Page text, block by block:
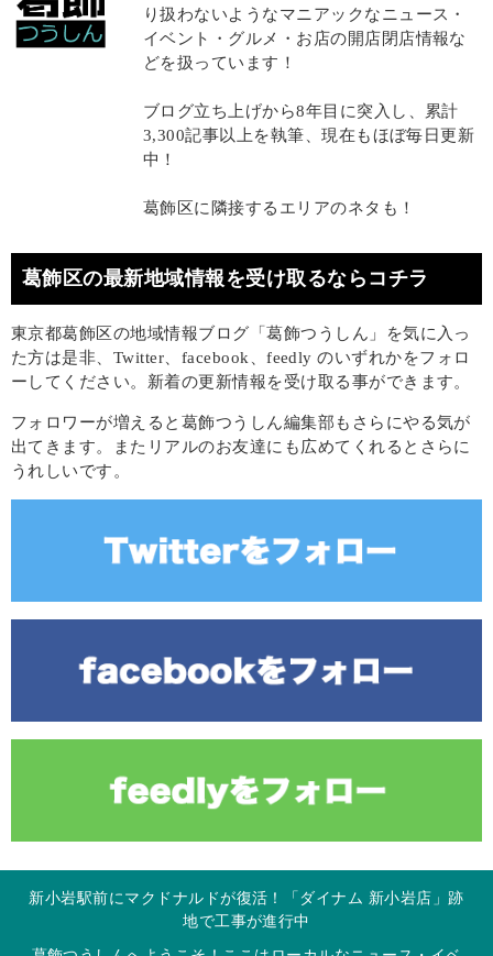
り扱わないようなマニアックなニュース・
イベント・グルメ・お店の開店閉店情報な
どを扱っています！
ブログ立ち上げから8年目に突入し、累計
3,300記事以上を執筆、現在もほぼ毎日更新
中！
葛飾区に隣接するエリアのネタも！
葛飾区の最新地域情報を受け取るならコチラ
東京都葛飾区の地域情報ブログ「葛飾つうしん」を気に入っ
た方は是非、Twitter、facebook、feedly のいずれかをフォロ
ーしてください。新着の更新情報を受け取る事ができます。
フォロワーが増えると葛飾つうしん編集部もさらにやる気が
出てきます。またリアルのお友達にも広めてくれるとさらに
うれしいです。
新小岩駅前にマクドナルドが復活！「ダイナム 新小岩店」跡
地で工事が進行中